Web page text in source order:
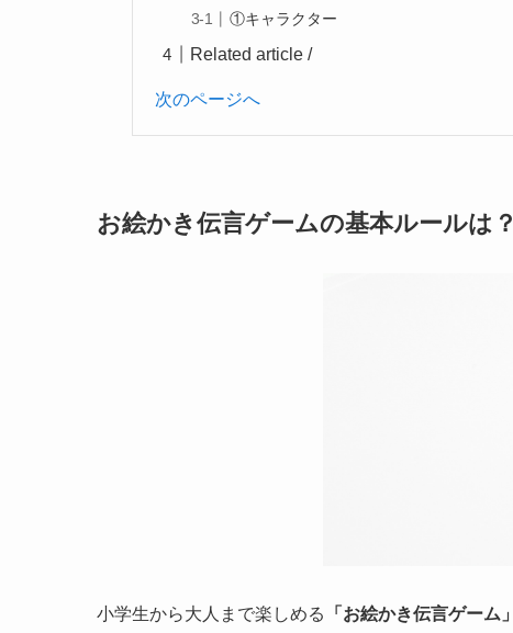
①キャラクター
Related article /
次のページへ
お絵かき伝言ゲームの基本ルールは？
小学生から大人まで楽しめる 「お絵かき伝言ゲーム」